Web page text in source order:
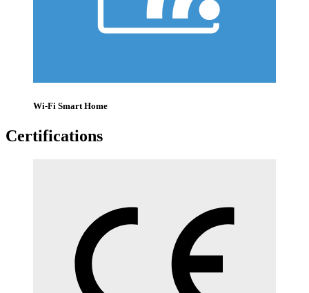
Wi-Fi Smart Home
Certifications